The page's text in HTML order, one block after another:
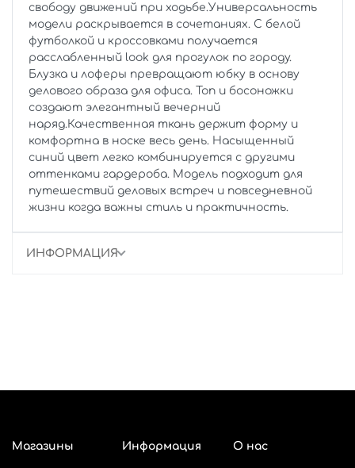
свободу движений при ходьбе.Универсальность
модели раскрывается в сочетаниях. С белой
футболкой и кроссовками получается
расслабленный look для прогулок по городу.
Блузка и лоферы превращают юбку в основу
делового образа для офиса. Топ и босоножки
создают элегантный вечерний
наряд.Качественная ткань держит форму и
комфортна в носке весь день. Насыщенный
синий цвет легко комбинируется с другими
оттенками гардероба. Модель подходит для
путешествий деловых встреч и повседневной
жизни когда важны стиль и практичность.
ИНФОРМАЦИЯ
Магазины Информация О нас